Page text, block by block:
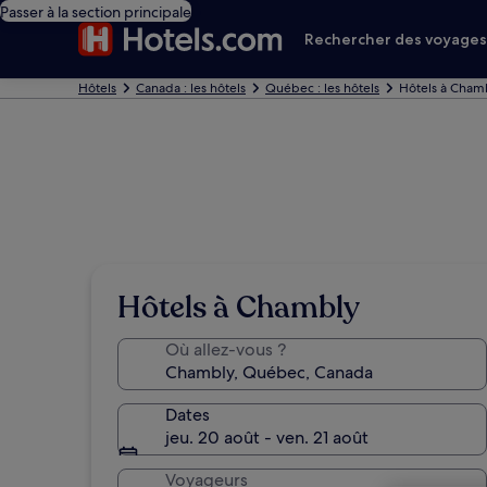
Passer à la section principale
Rechercher des voyages
Hôtels Canada : les hôtels Québec : les hôtels Hôtels à
Hôtels à Chambly
Où allez-vous ?
Dates
jeu. 20 août - ven. 21 août
Voyageurs